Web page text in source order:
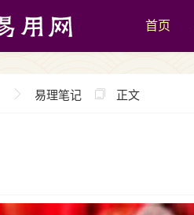
首页
易理笔记 正文